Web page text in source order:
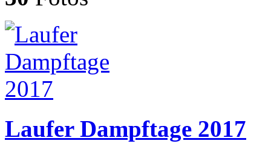
Laufer Dampftage 2017